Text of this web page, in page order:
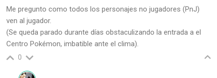
Me pregunto como todos los personajes no jugadores (PnJ)
ven al jugador.
(Se queda parado durante días obstaculizando la entrada a el
Centro Pokémon, imbatible ante el clima).
0